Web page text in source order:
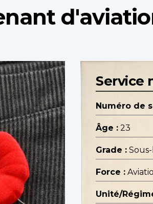
Service
Numéro de
Âge : 23
Grade :
Force :
Unité/